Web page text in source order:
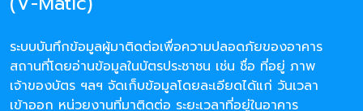
ระบบบันทึกข้อมูลผู้มาติดต่อเพื่อความปลอดภัยของอาคาร
สถานที่โดยอ่านข้อมูลในบัตรประชาชน เช่น ชื่อ ที่อยู่ ภาพ
เจ้าของบัตร ฯลฯ จัดเก็บข้อมูลโดยละเอียดได้แก่ วันเวลา
เข้าออก หน่วยงานที่มาติดต่อ ระยะเวลาที่อยู่ในอาคาร